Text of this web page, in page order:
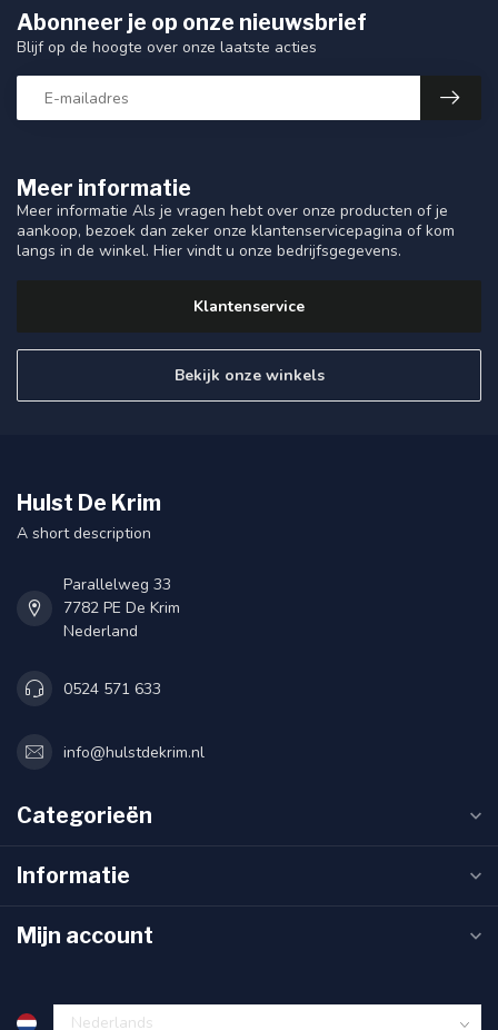
Meer informatie
Meer informatie Als je vragen hebt over onze producten of je
aankoop, bezoek dan zeker onze klantenservicepagina of kom
langs in de winkel. Hier vindt u onze bedrijfsgegevens.
Klantenservice
Bekijk onze winkels
Abonneer je op onze nieuwsbrief
Blijf op de hoogte over onze laatste acties
Hulst De Krim
A short description
Parallelweg 33
7782 PE De Krim
Nederland
0524 571 633
info@hulstdekrim.nl
Categorieën
Informatie
Mijn account